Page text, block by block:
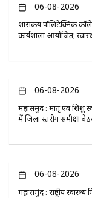
06-08-2026
​शासकीय पॉलिटेक्निक
कार्यशाला आयोजित;
06-08-2026
महासमुंद : मातृ एवं शिशु
में जिला स्तरीय समीक्षा
06-08-2026
महासमुंद : राष्ट्रीय